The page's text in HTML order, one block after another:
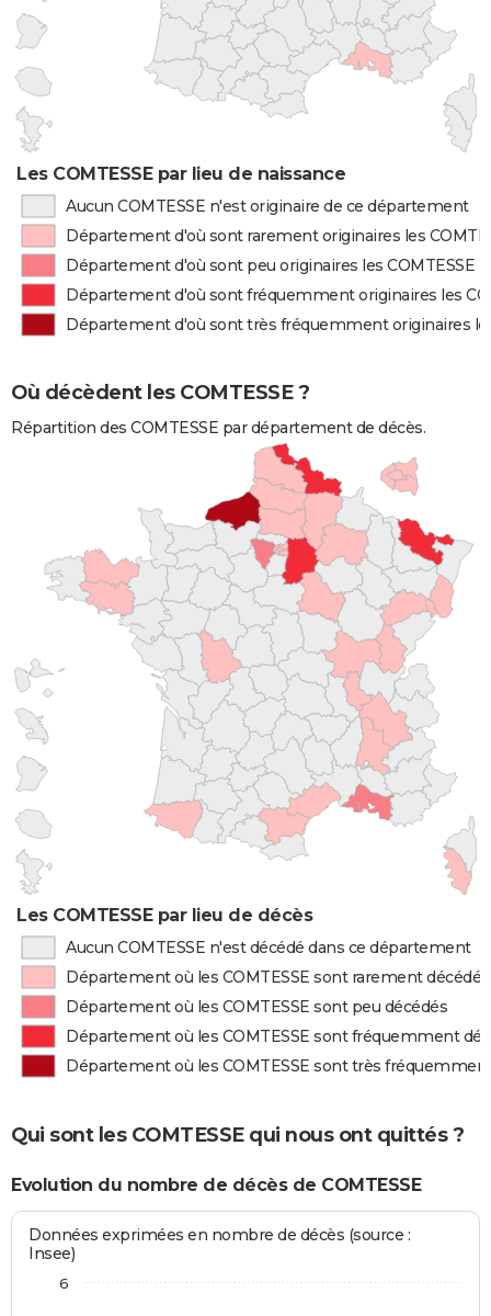
Les COMTESSE par lieu de naissance
Aucun COMTESSE n'est originaire de ce département
Département d'où sont rarement originaires les
Département d'où sont peu originaires les COMTESSE
Département d'où sont fréquemment originaires les
Département d'où sont très fréquemment originaires
Où décèdent les COMTESSE ?
Répartition des COMTESSE par département de décès.
Les COMTESSE par lieu de décès
Aucun COMTESSE n'est décédé dans ce département
Département où les COMTESSE sont rarement décédés
Département où les COMTESSE sont peu décédés
Département où les COMTESSE sont fréquemment
Département où les COMTESSE sont très
Qui sont les COMTESSE qui nous ont quittés ?
Evolution du nombre de décès de COMTESSE
Données exprimées en nombre de décès (source :
Insee)
6